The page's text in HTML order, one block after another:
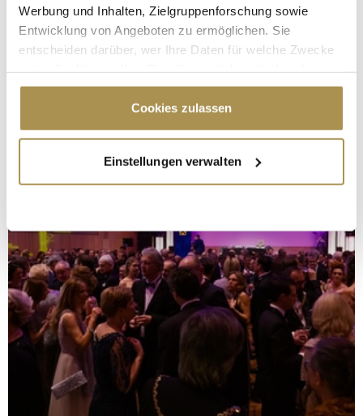
Werbung und Inhalten, Zielgruppenforschung sowie
Entwicklung von Angeboten zu ermöglichen. Sie
entscheiden darüber, wer Ihre Daten für welche Zwecke
Cookie-Erklärung oder durch Klicken auf das Privacy
Trigger Symbol ändern oder widerrufen
Informationen über Ihre geografische Lage
erfassen, welche bis auf einige Meter genau sein
bestimmten Merkmalen (Fingerprinting) identifizieren
Erfahren Sie mehr darüber, wie Ihre persönlichen Daten
verarbeitet werden, und legen Sie Ihre Präferenzen im
Abschnitt Einzelheiten
fest.
Wir verwenden Cookies, um Inhalte und Anzeigen zu
personalisieren, Funktionen für soziale Medien anbieten
zu können und die Zugriffe auf unsere Website zu
analysieren. Außerdem geben wir Informationen zu Ihrer
Cookies zulassen
Einstellungen verwalten